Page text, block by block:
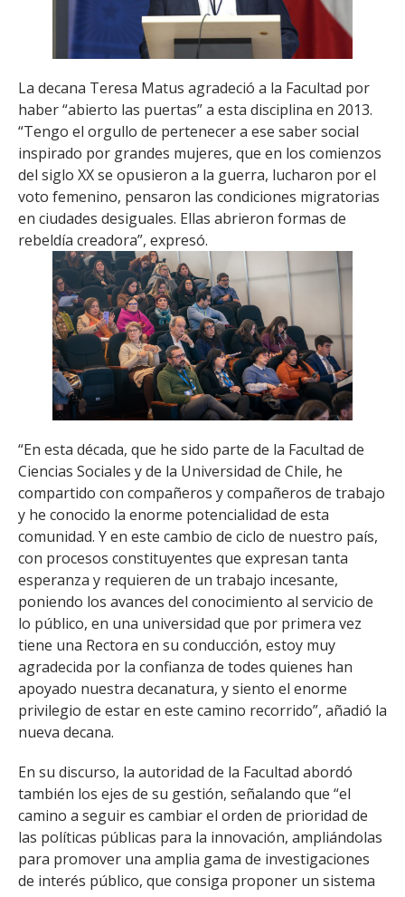
La decana Teresa Matus agradeció a la Facultad por
haber “abierto las puertas” a esta disciplina en 2013.
“Tengo el orgullo de pertenecer a ese saber social
inspirado por grandes mujeres, que en los comienzos
del siglo XX se opusieron a la guerra, lucharon por el
voto femenino, pensaron las condiciones migratorias
en ciudades desiguales. Ellas abrieron formas de
rebeldía creadora”, expresó.
“En esta década, que he sido parte de la Facultad de
Ciencias Sociales y de la Universidad de Chile, he
compartido con compañeros y compañeros de trabajo
y he conocido la enorme potencialidad de esta
comunidad. Y en este cambio de ciclo de nuestro país,
con procesos constituyentes que expresan tanta
esperanza y requieren de un trabajo incesante,
poniendo los avances del conocimiento al servicio de
lo público, en una universidad que por primera vez
tiene una Rectora en su conducción, estoy muy
agradecida por la confianza de todes quienes han
apoyado nuestra decanatura, y siento el enorme
privilegio de estar en este camino recorrido”, añadió la
nueva decana.
En su discurso, la autoridad de la Facultad abordó
también los ejes de su gestión, señalando que “el
camino a seguir es cambiar el orden de prioridad de
las políticas públicas para la innovación, ampliándolas
para promover una amplia gama de investigaciones
de interés público, que consiga proponer un sistema